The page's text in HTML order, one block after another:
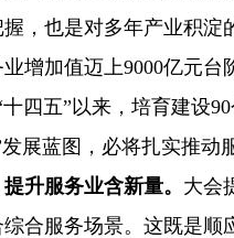
，也是对多年产业积
增加值迈上9000亿元
四五”以来，培育建设
展蓝图，必将扎实推动
升服务业含新量。 大会
合服务场景。这既是